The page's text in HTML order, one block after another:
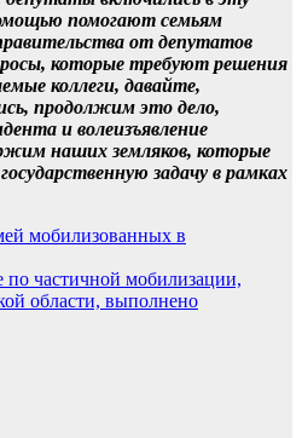
помогают семьям
от депутатов
которые требуют решения
коллеги, давайте,
продолжим это дело,
и волеизъявление
наших земляков, которые
задачу в рамках
мобилизованных в
частичной мобилизации,
области, выполнено